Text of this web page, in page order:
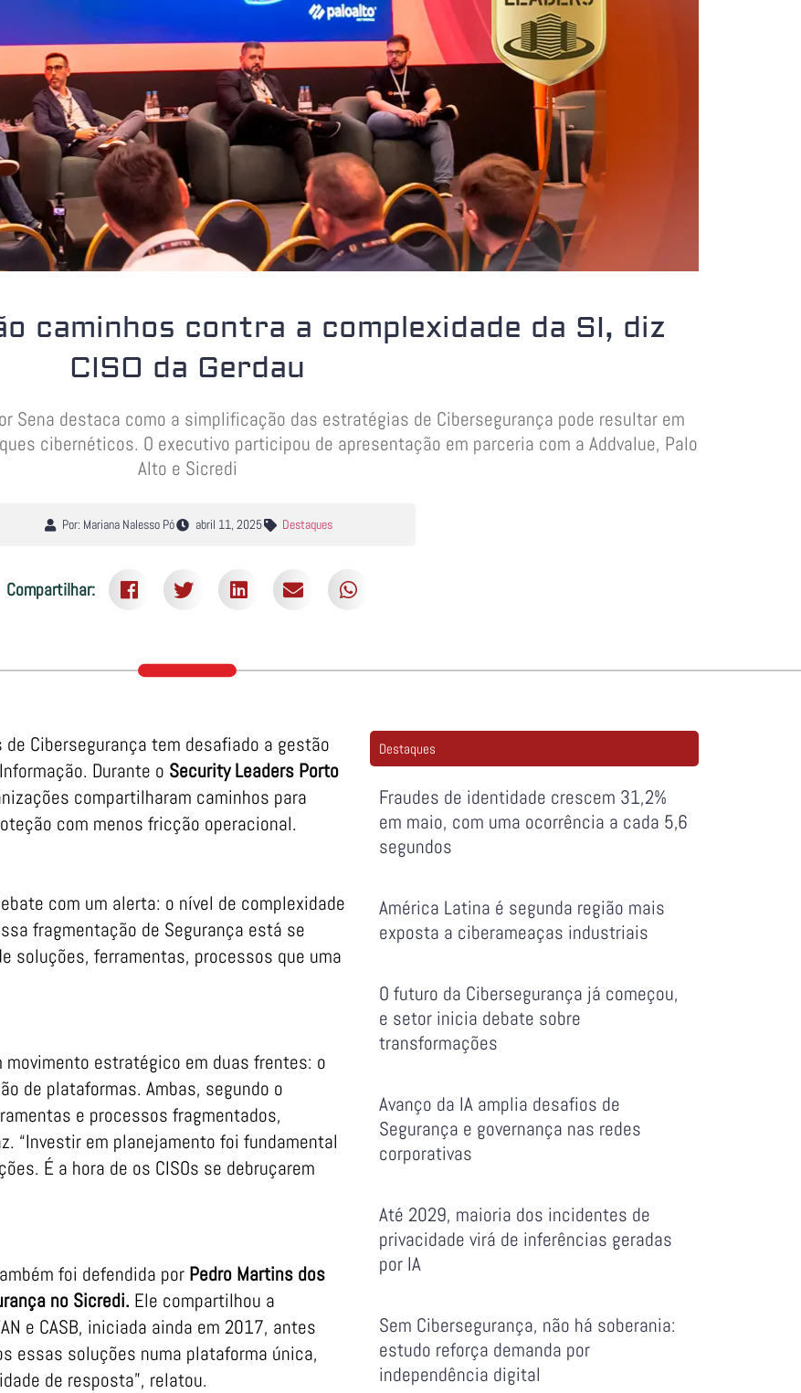
caminhos contra a complexidade da SI, diz
CISO da Gerdau
Sena destaca como a simplificação das estratégias de Cibersegurança pode resultar em
cibernéticos. O executivo participou de apresentação em parceria com a Addvalue, Palo
Alto e Sicredi
Por: Mariana Nalesso Pó abril 11, 2025 Destaques
Compartilhar:
Cibersegurança tem desafiado a gestão
Durante o Security Leaders Porto
compartilharam caminhos para
com menos fricção operacional.
com um alerta: o nível de complexidade
fragmentação de Segurança está se
soluções, ferramentas, processos que uma
estratégico em duas frentes: o
de plataformas. Ambas, segundo o
e processos fragmentados,
“Investir em planejamento foi fundamental
É a hora de os CISOs se debruçarem
foi defendida por Pedro Martins dos
no Sicredi. Ele compartilhou a
e CASB, iniciada ainda em 2017, antes
essas soluções numa plataforma única,
de resposta”, relatou.
Destaques
Fraudes de identidade crescem 31,2%
em maio, com uma ocorrência a cada 5,6
segundos
América Latina é segunda região mais
exposta a ciberameaças industriais
O futuro da Cibersegurança já começou,
e setor inicia debate sobre
transformações
Avanço da IA amplia desafios de
Segurança e governança nas redes
corporativas
Até 2029, maioria dos incidentes de
privacidade virá de inferências geradas
por IA
Sem Cibersegurança, não há soberania:
estudo reforça demanda por
independência digital